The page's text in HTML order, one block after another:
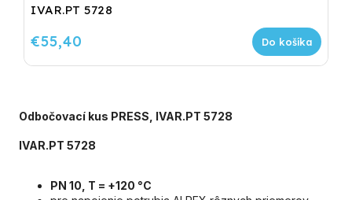
IVAR.PT 5728
€55,40 Do košíka
Odbočovací kus PRESS, IVAR.PT 5728
IVAR.PT 5728
PN 10, T = +120 °C